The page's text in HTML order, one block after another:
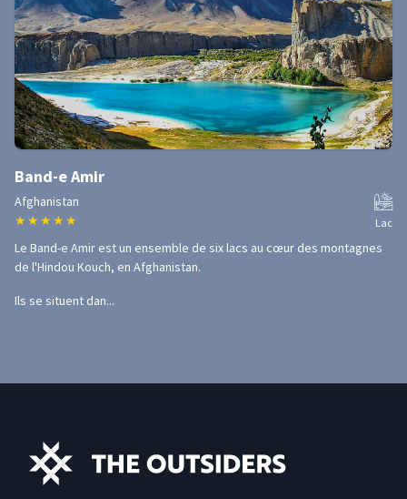
Band-e Amir
Afghanistan
★ ★ ★ ★ ★ Lac
Le Band-e Amir est un ensemble de six lacs au cœur des montagnes
de l'Hindou Kouch, en Afghanistan.
Ils se situent dan...